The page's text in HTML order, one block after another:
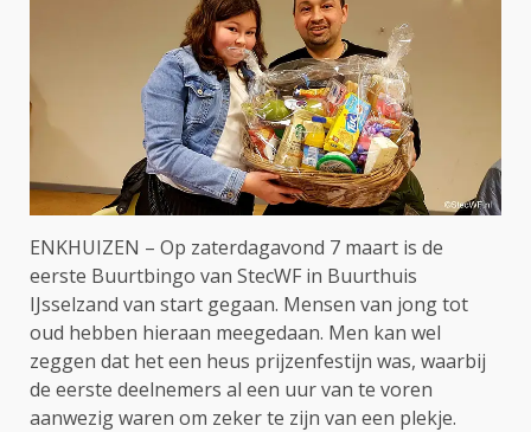
ENKHUIZEN – Op zaterdagavond 7 maart is de
eerste Buurtbingo van StecWF in Buurthuis
IJsselzand van start gegaan. Mensen van jong tot
oud hebben hieraan meegedaan. Men kan wel
zeggen dat het een heus prijzenfestijn was, waarbij
de eerste deelnemers al een uur van te voren
aanwezig waren om zeker te zijn van een plekje.